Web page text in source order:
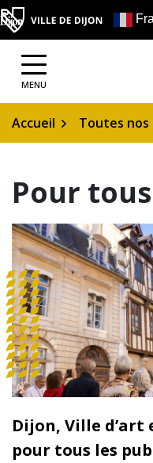
Gestion des traceurs
Aller
au
MENU
Accueil Toutes
Pour tous
Dijon, Ville d’art
pour tous les